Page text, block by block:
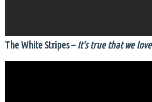
The White Stripes –It’s true that we love